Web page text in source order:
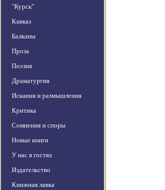
"Курск"
Кавказ
Балканы
Проза
Поэзия
Драматургия
Искания и размышления
Критика
Сомнения и споры
Новые книги
У нас в гостях
Издательство
Книжная лавка